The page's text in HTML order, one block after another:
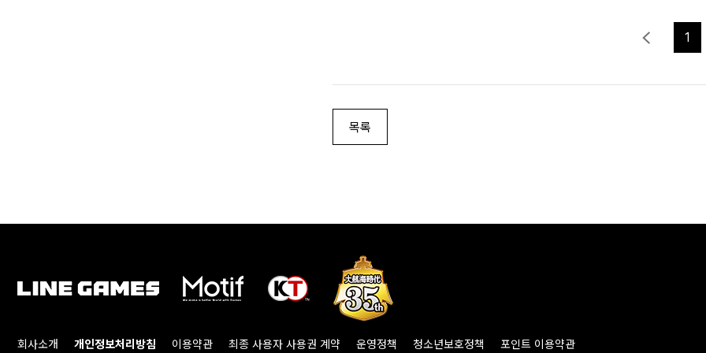
1
목록
회사소개 개인정보처리방침 이용약관 최종 사용자 사용권 계약 운영정책 청소년보호정책 포인트 이용약관